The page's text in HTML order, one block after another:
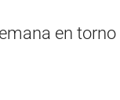
en torno